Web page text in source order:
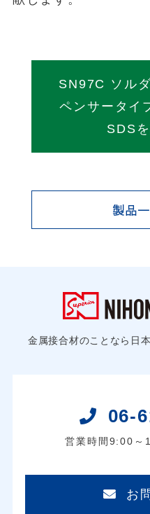
SN97C ソル
ペンサータイ
SDS
製品
金属接合材のことなら日
06-
営業時間9:00～
お